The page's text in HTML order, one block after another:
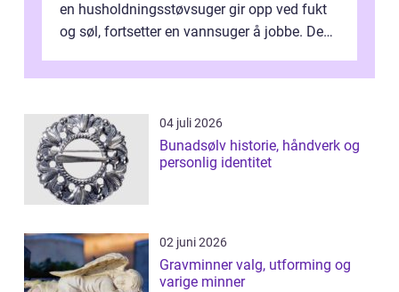
en husholdningsstøvsuger gir opp ved fukt
og søl, fortsetter en vannsuger å jobbe. Den
04 juli 2026
Bunadsølv historie, håndverk og
personlig identitet
02 juni 2026
Gravminner valg, utforming og
varige minner